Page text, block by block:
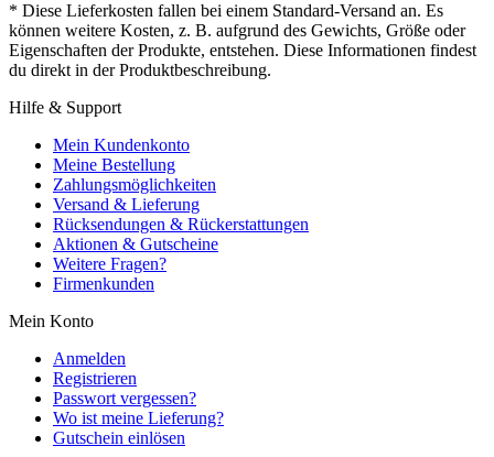
* Diese Lieferkosten fallen bei einem Standard-Versand an. Es
können weitere Kosten, z. B. aufgrund des Gewichts, Größe oder
Eigenschaften der Produkte, entstehen. Diese Informationen findest
du direkt in der Produktbeschreibung.
Hilfe & Support
Mein Kundenkonto
Meine Bestellung
Zahlungsmöglichkeiten
Versand & Lieferung
Rücksendungen & Rückerstattungen
Aktionen & Gutscheine
Weitere Fragen?
Firmenkunden
Mein Konto
Anmelden
Registrieren
Passwort vergessen?
Wo ist meine Lieferung?
Gutschein einlösen